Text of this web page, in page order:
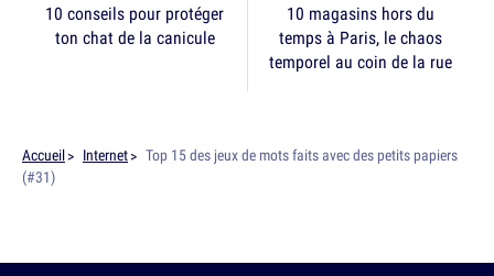
10 conseils pour protéger
ton chat de la canicule
10 magasins hors du
temps à Paris, le chaos
temporel au coin de la rue
Accueil Internet
Top 15 des jeux de mots faits avec des petits papiers
(#31)